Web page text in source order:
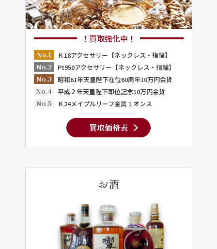
！買取強化中！
No.1
Ｋ18アクセサリー【ネックレス・指輪】
No.2
Pt950アクセサリー【ネックレス・指輪】
No.3
昭和61年天皇陛下在位60周年10万円金貨
No.4
平成２年天皇陛下即位記念10万円金貨
No.5
Ｋ24メイプルリーフ金貨１オンス
買取価格表
お酒